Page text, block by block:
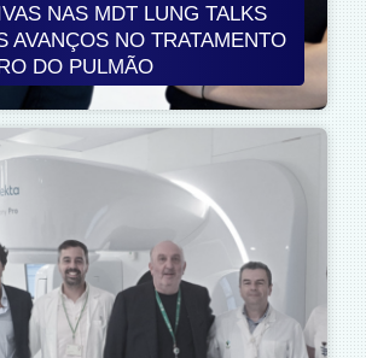
NAS MDT LUNG TALKS
AVANÇOS NO TRATAMENTO
DO PULMÃO